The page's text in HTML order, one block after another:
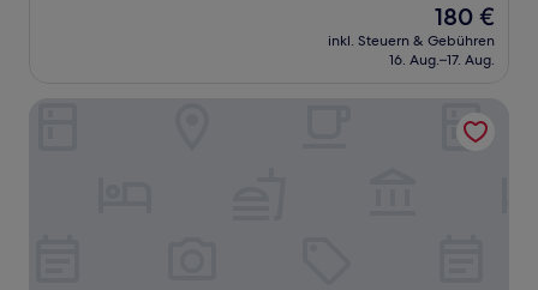
Der
Preis
beträgt
180 €
inkl. Steuern & Gebühren
16. Aug.–17. Aug.